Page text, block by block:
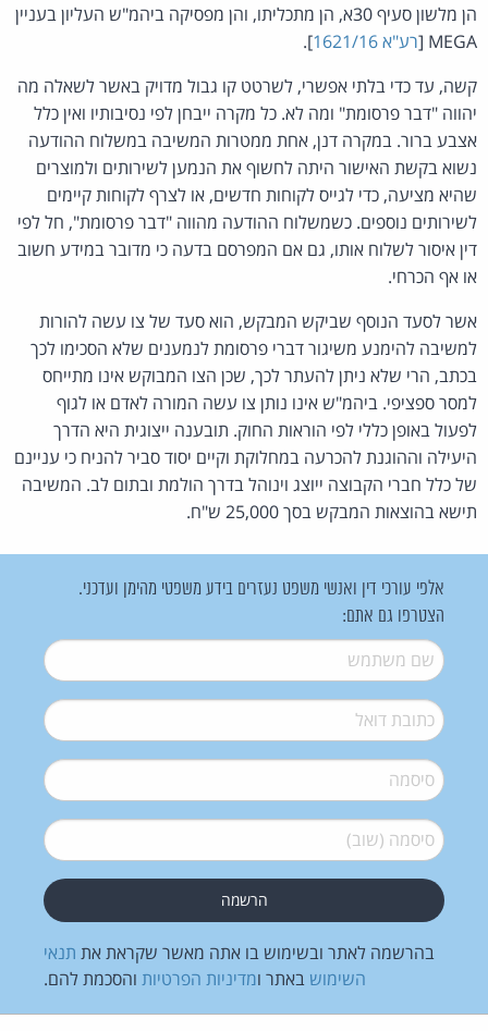
הן מלשון סעיף 30א, הן מתכליתו, והן מפסיקה ביהמ"ש העליון בעניין
MEGA [ רע"א 1621/16
].
קשה, עד כדי בלתי אפשרי, לשרטט קו גבול מדויק באשר לשאלה מה
יהווה "דבר פרסומת" ומה לא. כל מקרה ייבחן לפי נסיבותיו ואין כלל
אצבע ברור. במקרה דנן, אחת ממטרות המשיבה במשלוח ההודעה
נשוא בקשת האישור היתה לחשוף את הנמען לשירותים ולמוצרים
שהיא מציעה, כדי לגייס לקוחות חדשים, או לצרף לקוחות קיימים
לשירותים נוספים. כשמשלוח ההודעה מהווה "דבר פרסומת", חל לפי
דין איסור לשלוח אותו, גם אם המפרסם בדעה כי מדובר במידע חשוב
או אף הכרחי.
אשר לסעד הנוסף שביקש המבקש, הוא סעד של צו עשה להורות
למשיבה להימנע משיגור דברי פרסומת לנמענים שלא הסכימו לכך
בכתב, הרי שלא ניתן להעתר לכך, שכן הצו המבוקש אינו מתייחס
למסר ספציפי. ביהמ"ש אינו נותן צו עשה המורה לאדם או לגוף
לפעול באופן כללי לפי הוראות החוק. תובענה ייצוגית היא הדרך
היעילה וההוגנת להכרעה במחלוקת וקיים יסוד סביר להניח כי עניינם
של כלל חברי הקבוצה ייוצג וינוהל בדרך הולמת ובתום לב. המשיבה
תישא בהוצאות המבקש בסך 25,000 ש"ח.
אלפי עורכי דין ואנשי משפט נעזרים בידע משפטי מהימן ועדכני.
הצטרפו גם אתם:
שם משתמש*
דואל*
סיסמה*
סיסמה (שוב)*
בהרשמה לאתר ובשימוש בו אתה מאשר שקראת את תנאי
השימוש באתר ומדיניות הפרטיות והסכמת להם.